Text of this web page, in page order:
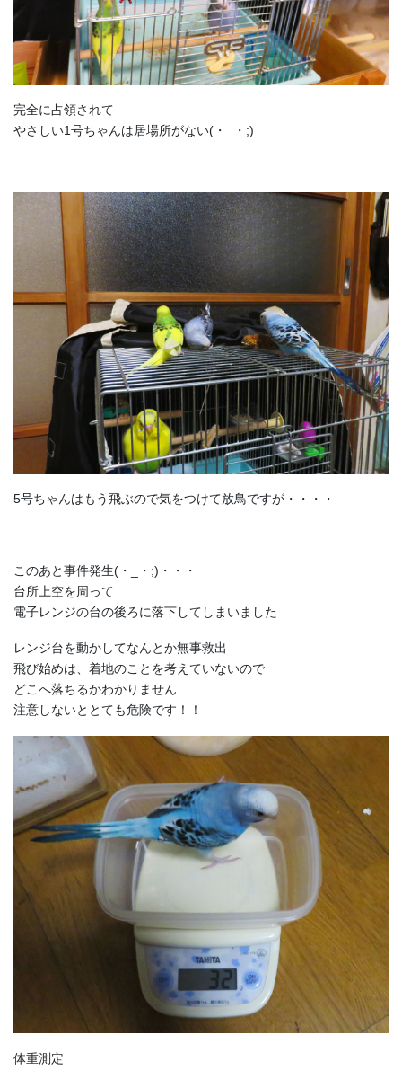
完全に占領されて
やさしい1号ちゃんは居場所がない(・_・;)
5号ちゃんはもう飛ぶので気をつけて放鳥ですが・・・・
このあと事件発生(・_・;)・・・
台所上空を周って
電子レンジの台の後ろに落下してしまいました
レンジ台を動かしてなんとか無事救出
飛び始めは、着地のことを考えていないので
どこへ落ちるかわかりません
注意しないととても危険です！！
体重測定